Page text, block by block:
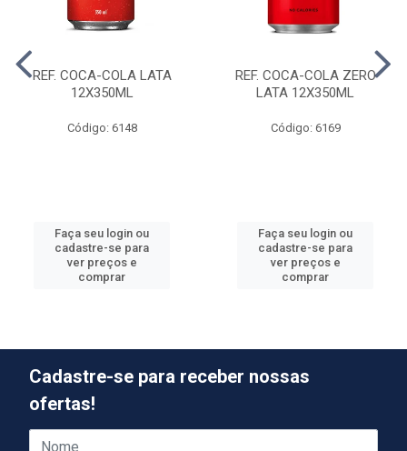
REF. COCA-COLA LATA
12X350ML
Código: 6148
Faça seu login ou
cadastre-se para
ver preços e
comprar
REF. COCA-COLA ZERO
LATA 12X350ML
Código: 6169
Faça seu login ou
cadastre-se para
ver preços e
comprar
Cadastre-se para receber nossas
ofertas!